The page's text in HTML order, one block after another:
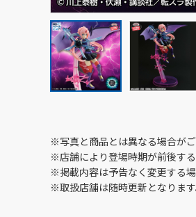
※写真と商品とは異なる場合がご
※店舗により登場時期が前後する
※掲載内容は予告なく変更する場
※取扱店舗は随時更新となります